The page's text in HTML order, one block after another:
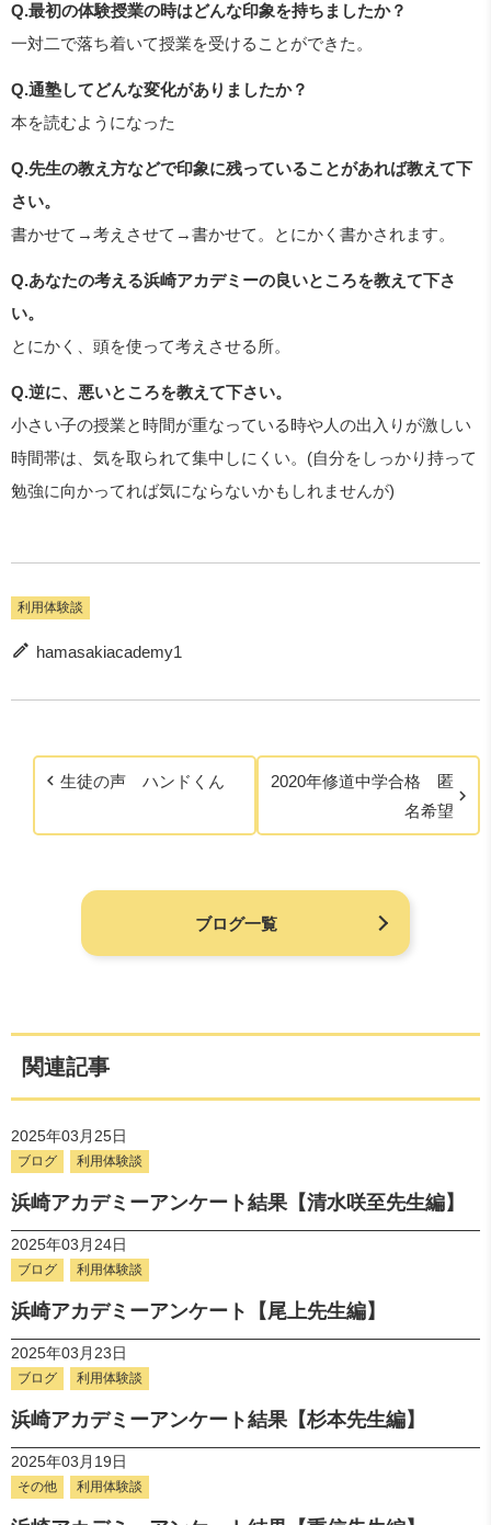
Q.最初の体験授業の時はどんな印象を持ちましたか？
一対二で落ち着いて授業を受けることができた。
Q.通塾してどんな変化がありましたか？
本を読むようになった
Q.先生の教え方などで印象に残っていることがあれば教えて下
さい。
書かせて→考えさせて→書かせて。とにかく書かされます。
Q.あなたの考える浜崎アカデミーの良いところを教えて下さ
い。
とにかく、頭を使って考えさせる所。
Q.逆に、悪いところを教えて下さい。
小さい子の授業と時間が重なっている時や人の出入りが激しい
時間帯は、気を取られて集中しにくい。(自分をしっかり持って
勉強に向かってれば気にならないかもしれませんが)
利用体験談
hamasakiacademy1
生徒の声 ハンドくん
2020年修道中学合格 匿
名希望
ブログ一覧
関連記事
2025年03月25日
ブログ 利用体験談
浜崎アカデミーアンケート結果【清水咲至先生編】
2025年03月24日
ブログ 利用体験談
浜崎アカデミーアンケート【尾上先生編】
2025年03月23日
ブログ 利用体験談
浜崎アカデミーアンケート結果【杉本先生編】
2025年03月19日
その他 利用体験談